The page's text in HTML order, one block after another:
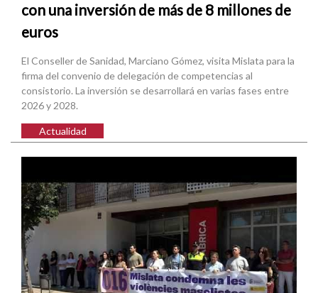
con una inversión de más de 8 millones de
euros
El Conseller de Sanidad, Marciano Gómez, visita Mislata para la
firma del convenio de delegación de competencias al
consistorio. La inversión se desarrollará en varias fases entre
2026 y 2028.
Actualidad